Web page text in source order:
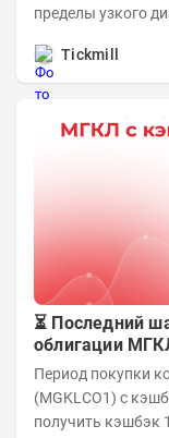
пределы узкого диапазона.
Tickmill
⏳ Последний
облигации
Период покупки
(MGKLCO1) с кэшбэком подходит к концу. Чтобы
получить кэшбэк 10% , квалифицированным инвесторам